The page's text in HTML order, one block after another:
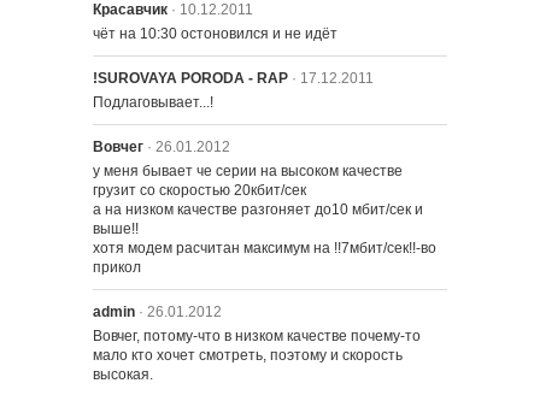
1301 – Дом Ужасов XII
1302 – Родители в Ответе
1303 – Гомер Мо
Красавчик · 10.12.2011
чёт на 10:30 остоновился и не идёт
!SUROVAYA PORODA - RAP · 17.12.2011
Подлаговывает...!
Вовчег · 26.01.2012
у меня бывает че серии на высоком качестве
грузит со скоростью 20кбит/сек
а на низком качестве разгоняет до10 мбит/сек и
выше!!
хотя модем расчитан максимум на !!7мбит/сек!!-во
прикол
admin · 26.01.2012
Вовчег, потому-что в низком качестве почему-то
мало кто хочет смотреть, поэтому и скорость
высокая.